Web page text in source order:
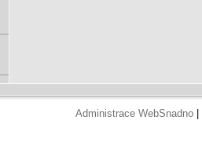
Administrace WebSnadno|